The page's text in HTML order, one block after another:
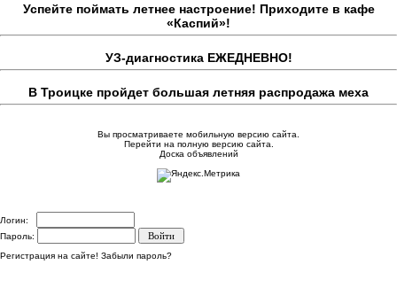
Успейте поймать летнее настроение! Приходите в кафе
«Каспий»!
УЗ-диагностика ЕЖЕДНЕВНО!
В Троицке пройдет большая летняя распродажа меха
Вы просматриваете мобильную версию сайта.
Перейти на полную версию сайта.
Доска объявлений
Логин:
Пароль:
Регистрация на сайте! Забыли пароль?